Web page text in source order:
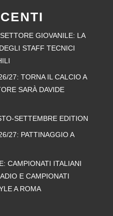
GIOVANILE: LA
STAFF TECNICI
27: TORNA IL CALCIO A
SARÀ DAVIDE
SETTEMBRE EDITION
27: PATTINAGGIO A
CAMPIONATI ITALIANI
E CAMPIONATI
A ROMA